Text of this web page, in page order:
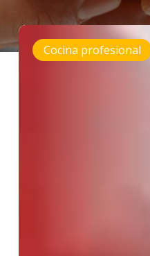
Distribución
de
Cocina profesional